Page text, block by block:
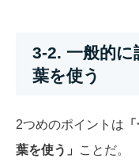
3-2. 一般的
葉を使う
2つめのポイントは
葉を使う」
ことだ。